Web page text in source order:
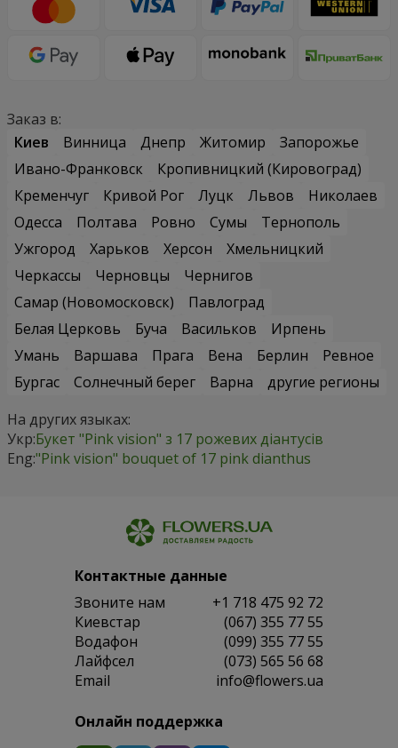
Заказ в:
Киев
Винница Днепр Житомир
Запорожье
Ивано-Франковск
Кропивницкий (Кировоград)
Кременчуг
Кривой Рог Луцк Львов
Николаев
Одесса
Полтава Ровно Сумы
Тернополь
Ужгород
Харьков Херсон
Хмельницкий
Черкассы
Черновцы
Чернигов
Самар (Новомосковск)
Павлоград
Белая Церковь
Буча Васильков
Ирпень
Умань
Варшава Прага Вена Берлин
Ревное
Бургас
Солнечный берег Варна
другие регионы
На других языках:
Укр:Букет "Pink vision" з 17 рожевих діантусів
Eng:"Pink vision" bouquet of 17 pink dianthus
Контактные данные
Звоните нам
+1 718 475 92 72
Киевстар
(067) 355 77 55
Водафон
(099) 355 77 55
Лайфсел
(073) 565 56 68
Email
info@flowers.ua
Онлайн поддержка